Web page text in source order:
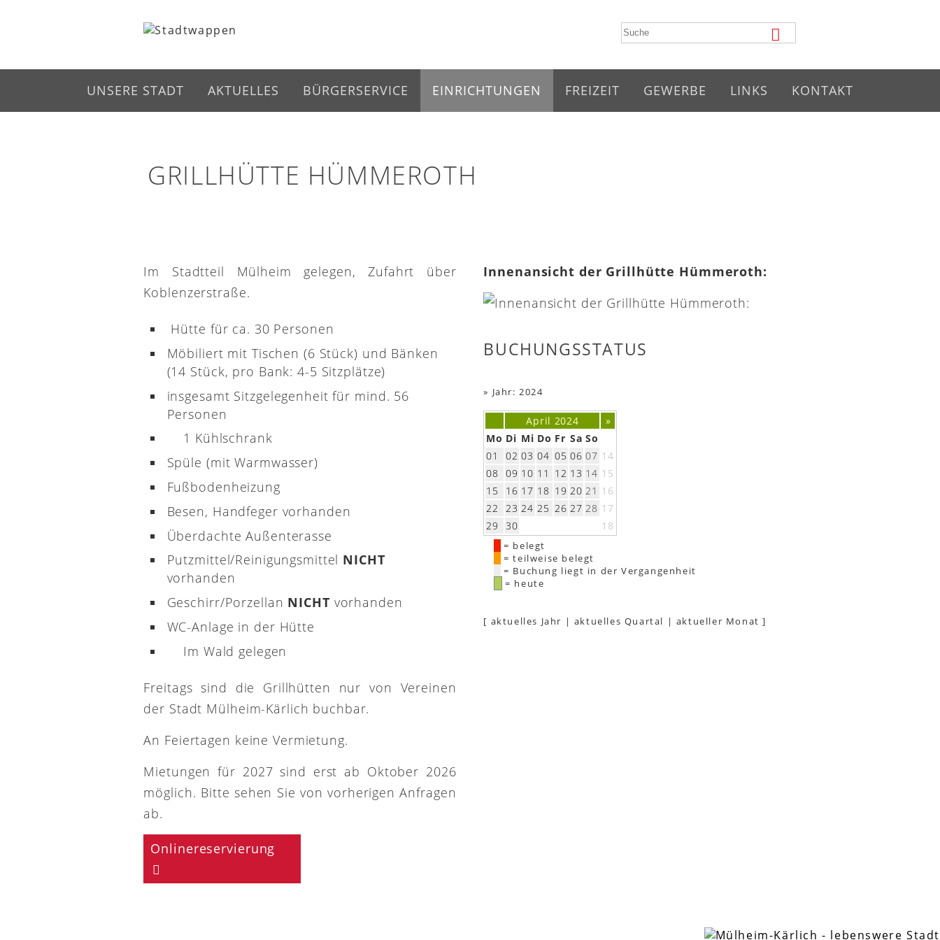
UNSERE STADT AKTUELLES BÜRGERSERVICE EINRICHTUNGEN FREIZEIT GEWERBE LINKS KONTAKT
GRILLHÜTTE HÜMMEROTH
Im Stadtteil Mülheim gelegen, Zufahrt über
Koblenzerstraße.
Hütte für ca. 30 Personen
Möbiliert mit Tischen (6 Stück) und Bänken
(14 Stück, pro Bank: 4-5 Sitzplätze)
insgesamt Sitzgelegenheit für mind. 56
Personen
1 Kühlschrank
Spüle (mit Warmwasser)
Fußbodenheizung
Besen, Handfeger vorhanden
Überdachte Außenterasse
Putzmittel/Reinigungsmittel NICHT
vorhanden
Geschirr/Porzellan NICHT vorhanden
WC-Anlage in der Hütte
Im Wald gelegen
Freitags sind die Grillhütten nur von Vereinen
der Stadt Mülheim-Kärlich buchbar.
An Feiertagen keine Vermietung.
Mietungen für 2027 sind erst ab Oktober 2026
möglich. Bitte sehen Sie von vorherigen Anfragen
ab.
Onlinereservierung
Innenansicht der Grillhütte Hümmeroth:
BUCHUNGSSTATUS
» Jahr: 2024
April 2024
»
Mo Di Mi Do Fr Sa So
01
02 03 04 05 06 07 14
08
09 10 11 12 13 14 15
15
16 17 18 19 20 21 16
22
23 24 25 26 27 28 17
29
30 18
= belegt
= teilweise belegt
= Buchung liegt in der Vergangenheit
= heute
[ aktuelles Jahr | aktuelles Quartal | aktueller Monat ]